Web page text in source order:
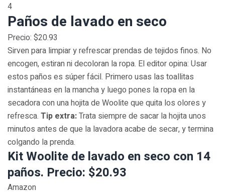
4
Paños de lavado en seco
Precio: $20.93
Sirven para limpiar y refrescar prendas de tejidos finos. No
encogen, estiran ni decoloran la ropa. El editor opina: Usar
estos paños es súper fácil. Primero usas las toallitas
instantáneas en la mancha y luego pones la ropa en la
secadora con una hojita de Woolite que quita los olores y
refresca. Tip extra:Trata siempre de sacar la hojita unos
minutos antes de que la lavadora acabe de secar, y termina
colgando la prenda.
Kit Woolite de lavado en seco con 14
paños. Precio: $20.93
Amazon